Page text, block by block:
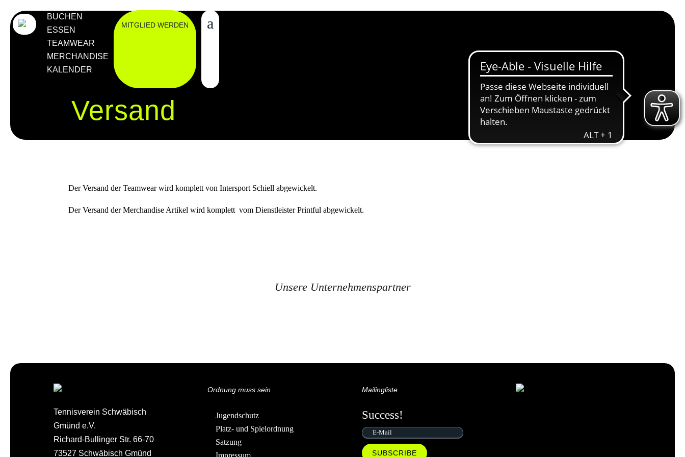
BUCHEN
ESSEN
TEAMWEAR
MERCHANDISE
KALENDER
MITGLIED WERDEN
Versand
Der Versand der Teamwear wird komplett von Intersport Schiell abgewickelt.
Der Versand der Merchandise Artikel wird komplett vom Dienstleister Printful abgewickelt.
Unsere Unternehmenspartner
Tennisverein Schwäbisch
Gmünd e.V.
Richard-Bullinger Str. 66-70
73527 Schwäbisch Gmünd
Ordnung muss sein
Jugendschutz
Platz- und Spielordnung
Satzung
Impressum
Mailingliste
Success!
SUBSCRIBE